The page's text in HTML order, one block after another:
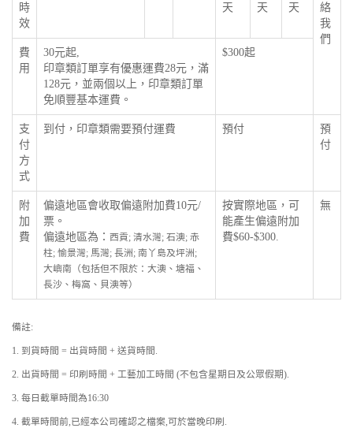
時
效
天
天
天
絡
我
們
費
用
30元起,
印章類訂單享有優惠運費28元，滿
128元，並兩個以上，印章類訂單
免順豐基本運費。
$300起
支
付
方
式
到付，印章類需要預付運費 預付
預
付
附
加
費
偏遠地區會收取偏遠附加費10元/
票。
偏遠地區為： 西貢; 清水灣; 石澳; 赤
柱; 愉景灣; 馬灣; 長洲; 南丫島及坪洲;
大嶼南（包括但不限於：大澳、塘福、
長沙、梅窩、貝澳等）
按實際地區，可
能產生偏遠附加
費$60-$300.
無
備註:
1. 到貨時間 = 出貨時間 + 送貨時間.
2. 出貨時間 = 印刷時間 + 工藝加工時間 (不包含星期日及公眾假期).
3. 每日截單時間為16:30
4. 截單時間前,已經本公司確認之檔案,可於當晚印刷.